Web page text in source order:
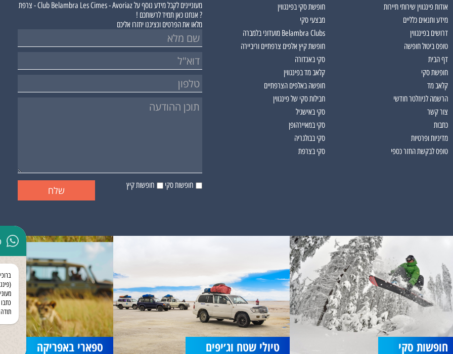
אודות פינגווין שירותי תיירות
מידע ותנאים כלליים
דרושים בפינגווין
טופס ביטול חופשה
דף הבית
חופשת סקי
קלאב מד
הרשמה לניוזלטר חודשי
צור קשר
כתבות
מדיניות ופרטיות
טופס לבקשת החזר כספי
חופשת סקי בפינגווין
מבצעי סקי
Belambra Clubs מועדוני בלמברה
חופשת קיץ אלפים צרפתיים וריביירה
סקי באנדורה
קלאב מד בפינגווין
חופשה באלפים הצרפתיים
חבילות סקי של פינגווין
סקי באישגיל
סקי במאיירהופן
סקי בבולגריה
סקי בצרפת
מעוניינים לקבל מידע נוסף על
Club Belambra Les Cimes - Avoriaz - צרפת
?אנחנו כאן תמיד לרשותכם !
מלאו את הפרטים ונציגנו יחזרו אליכם
חופשות סקי חופשות קיץ
חופשות סקי טיולי שטח וג׳יפים ספארי באפריקה